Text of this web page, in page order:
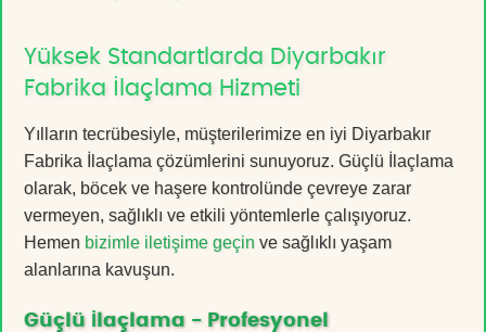
Yüksek Standartlarda Diyarbakır
Fabrika İlaçlama Hizmeti
Yılların tecrübesiyle, müşterilerimize en iyi Diyarbakır
Fabrika İlaçlama çözümlerini sunuyoruz. Güçlü İlaçlama
olarak, böcek ve haşere kontrolünde çevreye zarar
vermeyen, sağlıklı ve etkili yöntemlerle çalışıyoruz.
Hemen bizimle iletişime geçin ve sağlıklı yaşam
alanlarına kavuşun.
Güçlü İlaçlama - Profesyonel